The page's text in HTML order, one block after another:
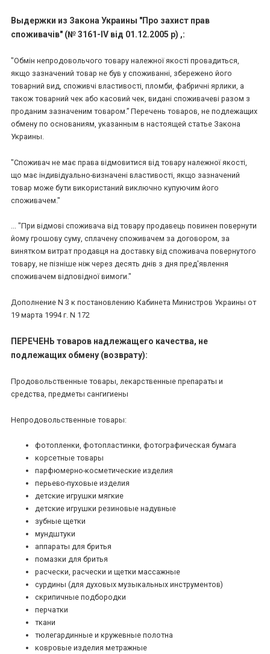
Выдержки из Закона Украины "Про захист прав
споживачів" (№ 3161-IV від 01.12.2005 р) ,:
"Обмін непродовольчого товару належної якості провадиться,
якщо зазначений товар не був у споживанні, збережено його
товарний вид, споживчі властивості, пломби, фабричні ярлики, а
також товарний чек або касовий чек, видані споживачеві разом з
проданим зазначеним товаром.” Перечень товаров, не подлежащих
обмену по основаниям, указанным в настоящей статье Закона
Украины.
"Споживач не має права відмовитися від товару належної якості,
що має індивідуально-визначені властивості, якщо зазначений
товар може бути використаний виключно купуючим його
споживачем."
... "При відмові споживача від товару продавець повинен повернути
йому грошову суму, сплачену споживачем за договором, за
винятком витрат продавця на доставку від споживача повернутого
товару, не пізніше ніж через десять днів з дня пред'явлення
споживачем відповідної вимоги."
Дополнение N 3 к постановлению Кабинета Министров Украины от
19 марта 1994 г. N 172
ПЕРЕЧЕНЬ товаров надлежащего качества, не
подлежащих обмену (возврату):
Продовольственные товары, лекарственные препараты и
средства, предметы сангигиены
Непродовольственные товары:
фотопленки, фотопластинки, фотографическая бумага
корсетные товары
парфюмерно-косметические изделия
перьево-пуховые изделия
детские игрушки мягкие
детские игрушки резиновые надувные
зубные щетки
мундштуки
аппараты для бритья
помазки для бритья
расчески, расчески и щетки массажные
сурдины (для духовых музыкальных инструментов)
скрипичные подбородки
перчатки
ткани
тюлегардинные и кружевные полотна
ковровые изделия метражные
*
*
*
*
*